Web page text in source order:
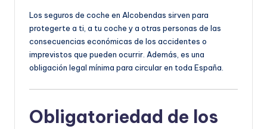
Los seguros de coche en Alcobendas sirven para
protegerte a ti, a tu coche y a otras personas de las
consecuencias económicas de los accidentes o
imprevistos que pueden ocurrir. Además, es una
obligación legal mínima para circular en toda España.
Obligatoriedad de los